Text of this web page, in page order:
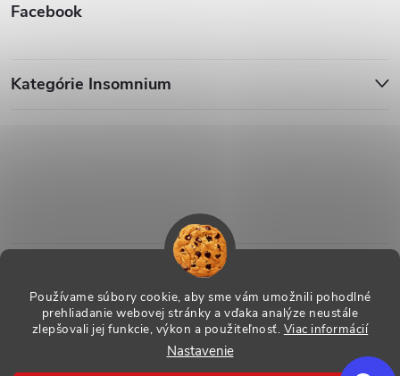
Používame súbory cookie, aby sme vám umožnili pohodlné
prehliadanie webovej stránky a vďaka analýze neustále
zlepšovali jej funkcie, výkon a použiteľnosť. Viac informácií
Nastavenie
Facebook
Kategórie Insomnium
ESHOP - Insomnium, s.r.o. . Všetky práva vyhradené.